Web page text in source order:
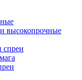
высокопрочные
спреи